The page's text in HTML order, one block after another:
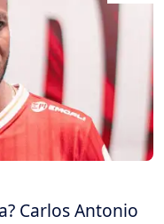
Carlos Antonio